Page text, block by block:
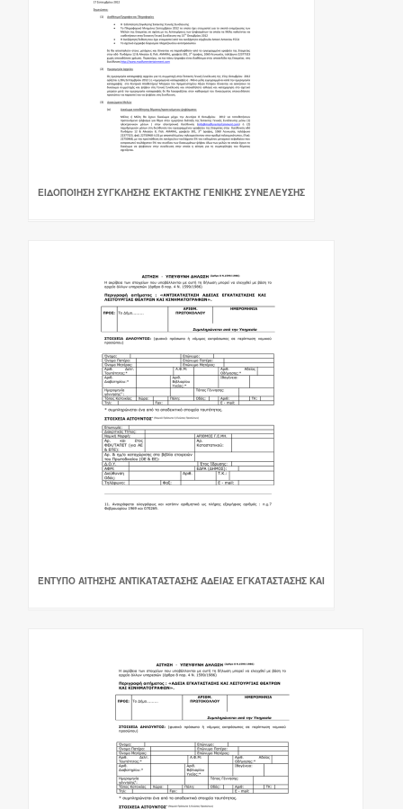
ΕΙΔΟΠΟΊΗΣΗ ΣΎΓΚΛΗΣΗΣ ΈΚΤΑΚΤΗΣ ΓΕΝΙΚΉΣ ΣΥΝΈΛΕΥΣΗΣ
ΈΝΤΥΠΟ ΑΊΤΗΣΗΣ ΑΝΤΙΚΑΤΆΣΤΑΣΗΣ ΆΔΕΙΑΣ ΕΓΚΑΤΆΣΤΑΣΗΣ ΚΑΙ